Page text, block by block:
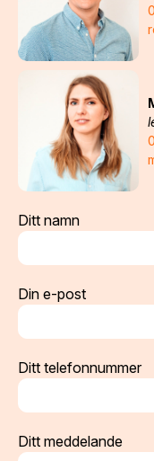
Ditt namn
Din e-post
Ditt telefonnummer
Ditt meddelande